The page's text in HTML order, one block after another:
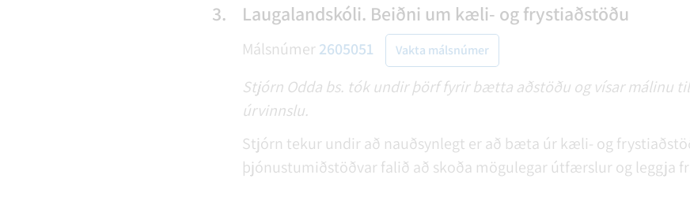
3. Laugalandskóli. Beiðni um kæli- og frystiaðstöðu
Málsnúmer2605051 Vakta málsnúmer
Stjórn Odda bs. tók undir þörf fyrir bætta aðstöðu og vísar málinu
úrvinnslu.
Stjórn tekur undir að nauðsynlegt er að bæta úr kæli- og
þjónustumiðstöðvar falið að skoða mögulegar útfærslur og leggja